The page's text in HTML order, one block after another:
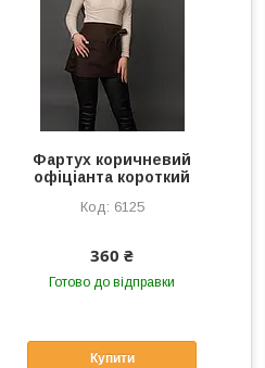
Фартух коричневий
офіціанта короткий
6125
360 ₴
Готово до відправки
Купити